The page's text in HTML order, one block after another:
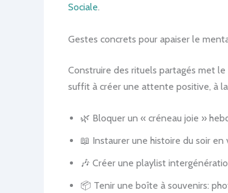
Sociale.
Gestes concrets pour apaiser le
Construire des rituels partagés met
suffit à créer une attente positive, à
🌿 Bloquer un « créneau joie »
📖 Instaurer une histoire du soir en
🎶 Créer une playlist
📦 Tenir une boîte à souvenirs: